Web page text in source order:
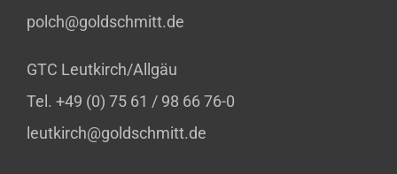
polch@goldschmitt.de
GTC Leutkirch/Allgäu
Tel. +49 (0) 75 61 / 98 66 76-0
leutkirch@goldschmitt.de